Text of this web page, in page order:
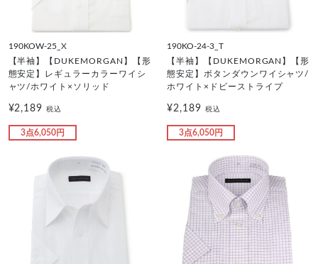
190KOW-25_X
【半袖】【DUKEMORGAN】【形
態安定】レギュラーカラーワイシ
ャツ/ホワイト×ソリッド
¥2,189税込
3点6,050円
190KO-24-3_T
【半袖】【DUKEMORGAN】【形
態安定】ボタンダウンワイシャツ/
ホワイト×ドビーストライプ
¥2,189 税込
3点6,050円